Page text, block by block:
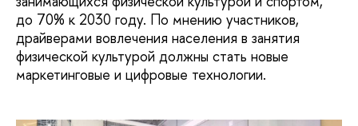
до 70% к 2030 году. По мнению участников,
драйверами вовлечения населения в занятия
физической культурой должны стать новые
маркетинговые и цифровые технологии.